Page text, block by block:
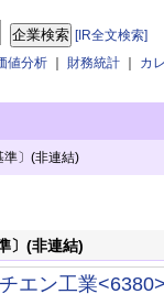
[IR全文検索]
値分析 ｜ 財務統計 ｜ カ
〕(非連結)
〕(非連結)
エン工業<6380>